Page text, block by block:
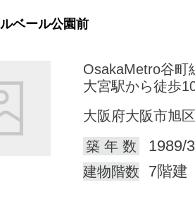
ルベール公園前
OsakaMetro谷町
大宮駅から徒歩
大阪府大阪市旭
築 年 数
1989/
建物階数 7階建